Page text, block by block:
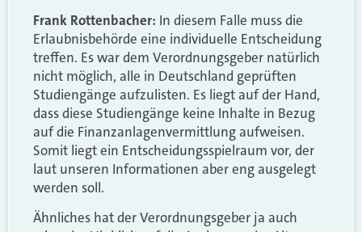
Frank Rottenbacher: In diesem Falle muss die
Erlaubnisbehörde eine individuelle Entscheidung
treffen. Es war dem Verordnungsgeber natürlich
nicht möglich, alle in Deutschland geprüften
Studiengänge aufzulisten. Es liegt auf der Hand,
dass diese Studiengänge keine Inhalte in Bezug
auf die Finanzanlagenvermittlung aufweisen.
Somit liegt ein Entscheidungsspielraum vor, der
laut unseren Informationen aber eng ausgelegt
werden soll.
Ähnliches hat der Verordnungsgeber ja auch